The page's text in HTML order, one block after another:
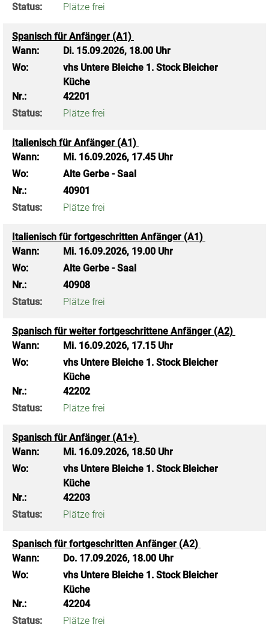
Status:
Plätze frei
Spanisch für Anfänger (A1)
Wann:
Di. 15.09.2026, 18.00 Uhr
Wo:
vhs Untere Bleiche 1. Stock Bleicher
Küche
Nr.:
42201
Status:
Plätze frei
Italienisch für Anfänger (A1)
Wann:
Mi. 16.09.2026, 17.45 Uhr
Wo:
Alte Gerbe - Saal
Nr.:
40901
Status:
Plätze frei
Italienisch für fortgeschritten Anfänger (A1)
Wann:
Mi. 16.09.2026, 19.00 Uhr
Wo:
Alte Gerbe - Saal
Nr.:
40908
Status:
Plätze frei
Spanisch für weiter fortgeschrittene Anfänger (A2)
Wann:
Mi. 16.09.2026, 17.15 Uhr
Wo:
vhs Untere Bleiche 1. Stock Bleicher
Küche
Nr.:
42202
Status:
Plätze frei
Spanisch für Anfänger (A1+)
Wann:
Mi. 16.09.2026, 18.50 Uhr
Wo:
vhs Untere Bleiche 1. Stock Bleicher
Küche
Nr.:
42203
Status:
Plätze frei
Spanisch für fortgeschritten Anfänger (A2)
Wann:
Do. 17.09.2026, 18.00 Uhr
Wo:
vhs Untere Bleiche 1. Stock Bleicher
Küche
Nr.:
42204
Status:
Plätze frei